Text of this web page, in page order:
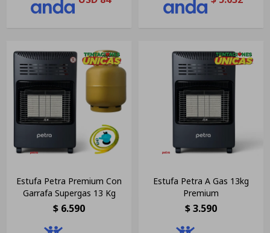
Estufa Petra Premium Con
Garrafa Supergas 13 Kg
$ 6.590
Estufa Petra A Gas 13kg
Premium
$3.590